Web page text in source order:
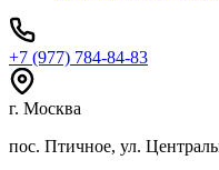
+7 (977) 784-84-83
г. Москва
пос. Птичное, ул.